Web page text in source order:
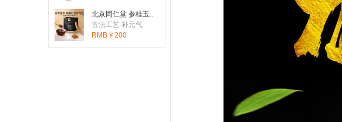
United Kingdom (英国)送往广
送往北京市
United States (美国)送往 北京市
天津市
北京同仁堂 参桂玉..
古法工艺 补元气
RMB￥200